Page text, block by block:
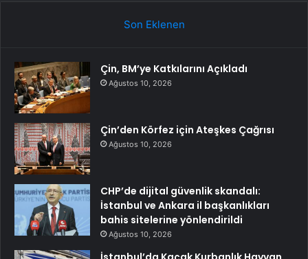
Son Eklenen
Çin, BM’ye Katkılarını Açıkladı
Ağustos 10, 2026
Çin’den Körfez için Ateşkes Çağrısı
Ağustos 10, 2026
CHP’de dijital güvenlik skandalı:
İstanbul ve Ankara il başkanlıkları
bahis sitelerine yönlendirildi
Ağustos 10, 2026